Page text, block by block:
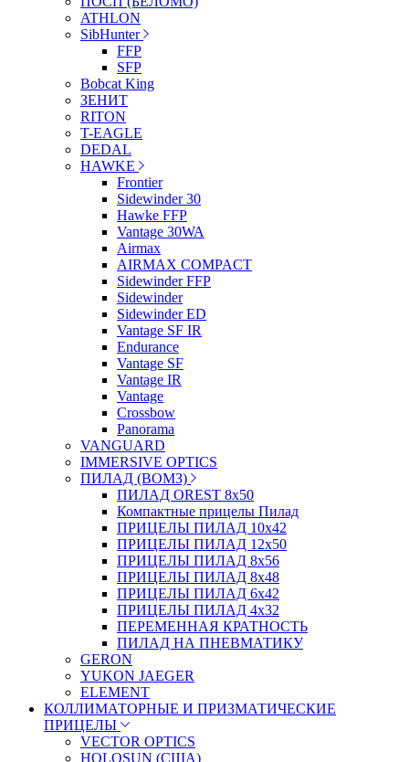
ATHLON
SibHunter
FFP
SFP
Bobcat King
ЗЕНИТ
RITON
T-EAGLE
DEDAL
HAWKE
Frontier
Sidewinder 30
Hawke FFP
Vantage 30WA
Airmax
AIRMAX COMPACT
Sidewinder FFP
Sidewinder
Sidewinder ED
Vantage SF IR
Endurance
Vantage SF
Vantage IR
Vantage
Crossbow
Panorama
VANGUARD
IMMERSIVE OPTICS
ПИЛАД (ВОМЗ)
ПИЛАД OREST 8х50
Компактные прицелы Пилад
ПРИЦЕЛЫ ПИЛАД 10х42
ПРИЦЕЛЫ ПИЛАД 12х50
ПРИЦЕЛЫ ПИЛАД 8х56
ПРИЦЕЛЫ ПИЛАД 8х48
ПРИЦЕЛЫ ПИЛАД 6х42
ПРИЦЕЛЫ ПИЛАД 4х32
ПЕРЕМЕННАЯ КРАТНОСТЬ
ПИЛАД НА ПНЕВМАТИКУ
GERON
YUKON JAEGER
ELEMENT
КОЛЛИМАТОРНЫЕ И ПРИЗМАТИЧЕСКИЕ
ПРИЦЕЛЫ
VECTOR OPTICS
HOLOSUN (США)